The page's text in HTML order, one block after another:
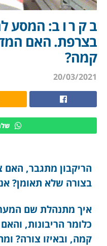
ב ק ר ו ב: המסע
בצרפת. האם
קמה?
20/03/2021
הריקבון מתגבר,
בצורה שלא תאומן?
איך מתנהלת שם
כלומר הריבונות,
קמה, ובאיזו צורה?